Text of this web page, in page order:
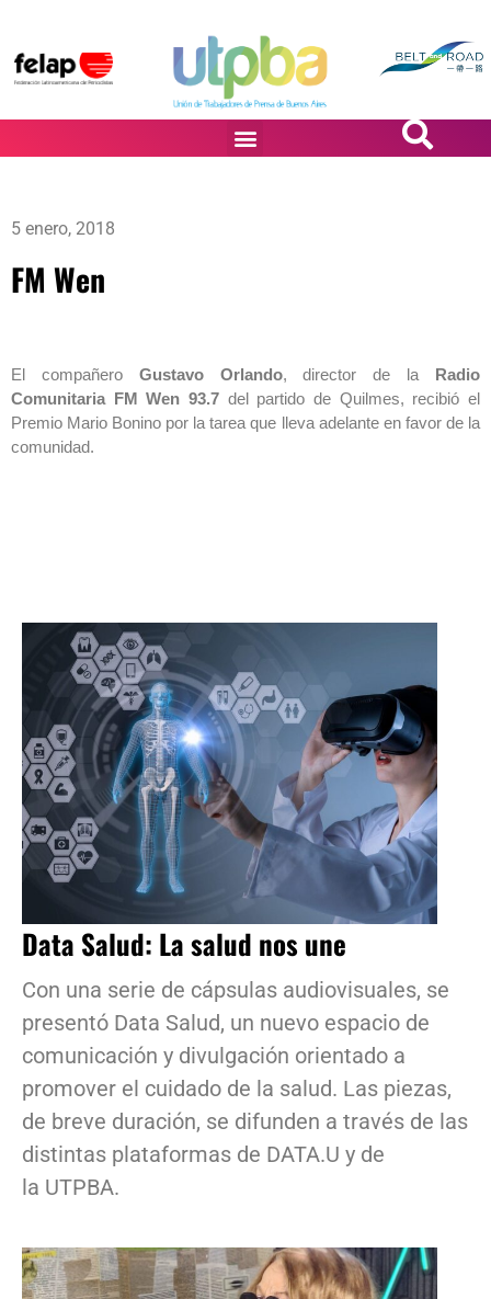
5 enero, 2018
FM Wen
El compañero Gustavo Orlando, director de la Radio
Comunitaria FM Wen 93.7 del partido de Quilmes, recibió el
Premio Mario Bonino por la tarea que lleva adelante en favor de la
comunidad.
Data Salud: La salud nos une
Con una serie de cápsulas audiovisuales, se
presentó Data Salud, un nuevo espacio de
comunicación y divulgación orientado a
promover el cuidado de la salud. Las piezas,
de breve duración, se difunden a través de las
distintas plataformas de DATA.U y de
la UTPBA.